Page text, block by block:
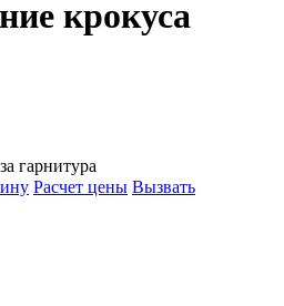
крокуса
гарнитура
Расчет цены Вызвать